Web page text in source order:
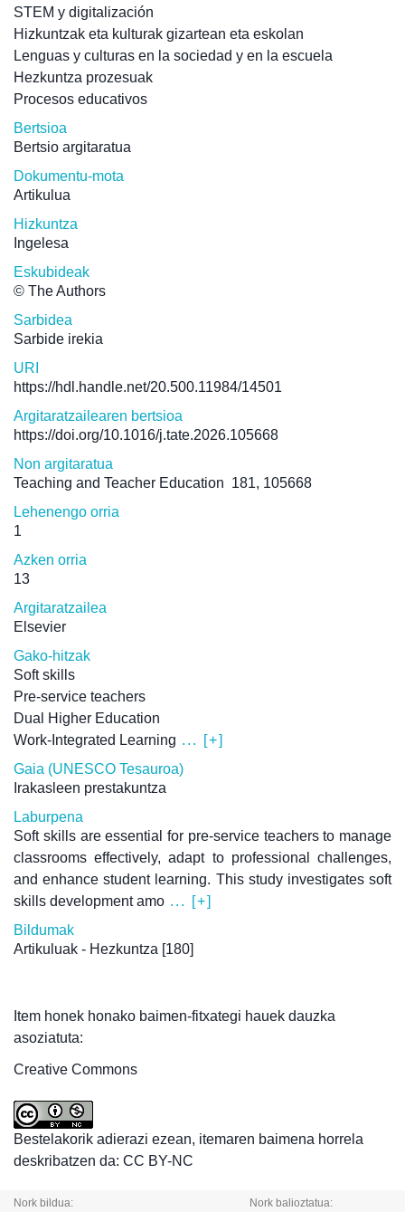
STEM y digitalización
Hizkuntzak eta kulturak gizartean eta eskolan
Lenguas y culturas en la sociedad y en la escuela
Hezkuntza prozesuak
Procesos educativos
Bertsioa
Bertsio argitaratua
Dokumentu-mota
Artikulua
Hizkuntza
Ingelesa
Eskubideak
© The Authors
Sarbidea
Sarbide irekia
URI
https://hdl.handle.net/20.500.11984/14501
Argitaratzailearen bertsioa
https://doi.org/10.1016/j.tate.2026.105668
Non argitaratua
Teaching and Teacher Education 181, 105668
Lehenengo orria
1
Azken orria
13
Argitaratzailea
Elsevier
Gako-hitzak
Soft skills
Pre-service teachers
Dual Higher Education
Work-Integrated Learning ... [+]
Gaia (UNESCO Tesauroa)
Irakasleen prestakuntza
Laburpena
Soft skills are essential for pre-service teachers to manage
classrooms effectively, adapt to professional challenges,
and enhance student learning. This study investigates soft
skills development amo ... [+]
Bildumak
Artikuluak - Hezkuntza [180]
Item honek honako baimen-fitxategi hauek dauzka
asoziatuta:
Creative Commons
Bestelakorik adierazi ezean, itemaren baimena horrela
deskribatzen da: CC BY-NC
Nork bildua: Nork balioztatua: